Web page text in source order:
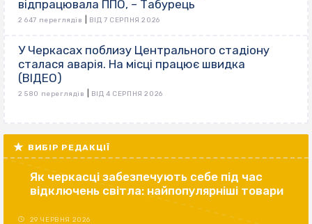
відпрацювала ППО, – Табурець
2 647 переглядів ВІД 7 СЕРПНЯ 2026
У Черкасах поблизу Центрального стадіону
сталася аварія. На місці працює швидка
(ВІДЕО)
2 580 переглядів ВІД 4 СЕРПНЯ 2026
ВИБІР РЕДАКЦІЇ
Як черкасці забезпечують себе під час
відключень світла: найпопулярніші товари
29 ЧЕРВНЯ 2026